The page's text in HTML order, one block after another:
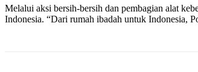
Melalui aksi bersih-bersih dan pembagian alat
Indonesia. “Dari rumah ibadah untuk Indonesia,